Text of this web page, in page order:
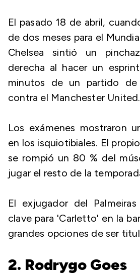
El pasado 18 de abril,
de dos meses para el
Chelsea sintió un
derecha al hacer un
minutos de un partido de
contra el Manchester United.
Los exámenes mostraron
en los isquiotibiales. El
se rompió un 80 % del
jugar el resto de la
El exjugador del
clave para 'Carletto' en la
grandes opciones de ser
2. Rodrygo Goes